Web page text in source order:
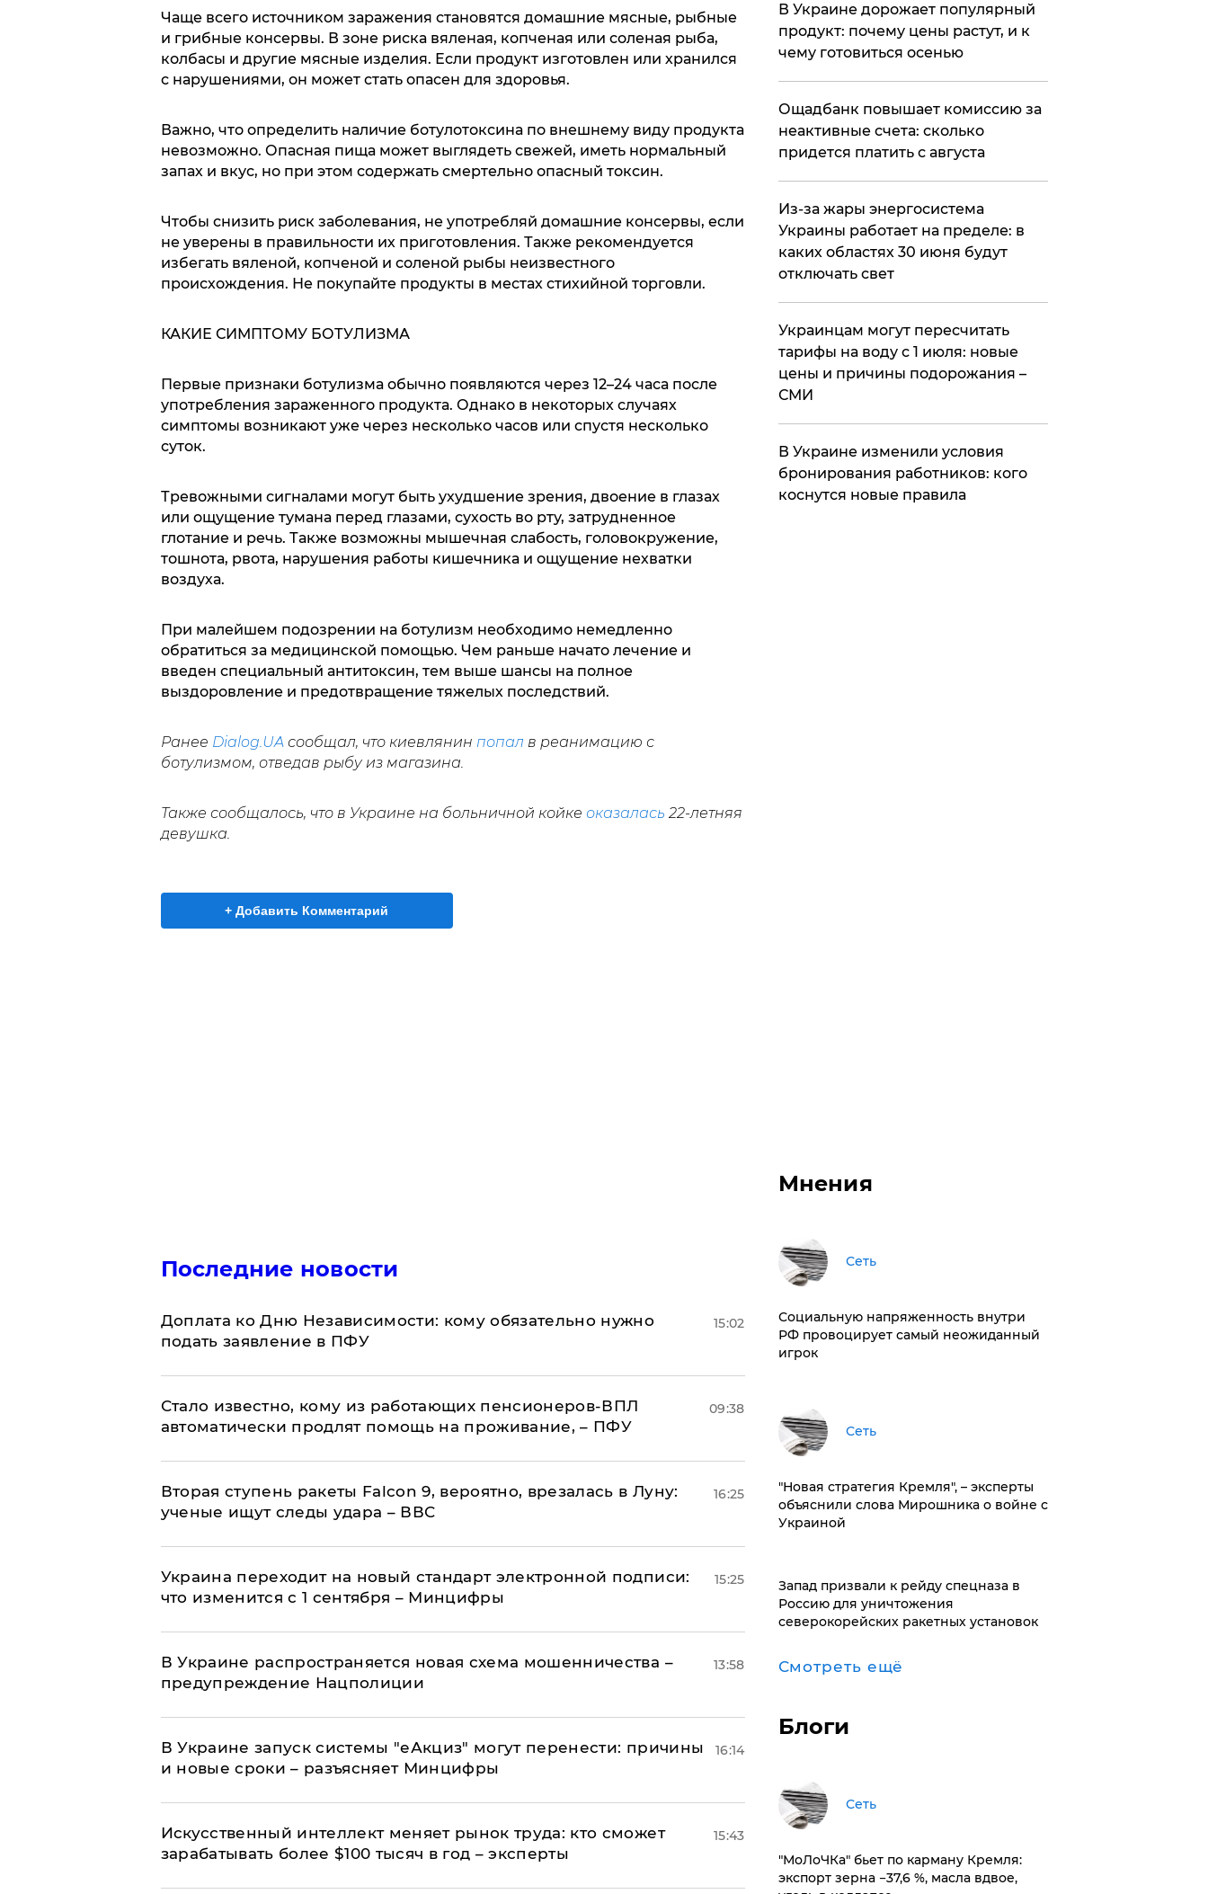
Чаще всего источником заражения становятся домашние мясные, рыбные
и грибные консервы. В зоне риска вяленая, копченая или соленая рыба,
колбасы и другие мясные изделия. Если продукт изготовлен или хранился
с нарушениями, он может стать опасен для здоровья.
Важно, что определить наличие ботулотоксина по внешнему виду продукта
невозможно. Опасная пища может выглядеть свежей, иметь нормальный
запах и вкус, но при этом содержать смертельно опасный токсин.
Чтобы снизить риск заболевания, не употребляй домашние консервы, если
не уверены в правильности их приготовления. Также рекомендуется
избегать вяленой, копченой и соленой рыбы неизвестного
происхождения. Не покупайте продукты в местах стихийной торговли.
КАКИЕ СИМПТОМУ БОТУЛИЗМА
Первые признаки ботулизма обычно появляются через 12–24 часа после
употребления зараженного продукта. Однако в некоторых случаях
симптомы возникают уже через несколько часов или спустя несколько
суток.
Тревожными сигналами могут быть ухудшение зрения, двоение в глазах
или ощущение тумана перед глазами, сухость во рту, затрудненное
глотание и речь. Также возможны мышечная слабость, головокружение,
тошнота, рвота, нарушения работы кишечника и ощущение нехватки
воздуха.
При малейшем подозрении на ботулизм необходимо немедленно
обратиться за медицинской помощью. Чем раньше начато лечение и
введен специальный антитоксин, тем выше шансы на полное
выздоровление и предотвращение тяжелых последствий.
Ранее Dialog.UAсообщал, что киевлянин попал в реанимацию с
ботулизмом, отведав рыбу из магазина.
Также сообщалось, что в Украине на больничной койке оказалась 22-летняя
девушка.
+ Добавить Комментарий
Последние новости
Доплата ко Дню Независимости: кому обязательно нужно
подать заявление в ПФУ
15:02
Стало известно, кому из работающих пенсионеров-ВПЛ
автоматически продлят помощь на проживание, – ПФУ
09:38
Вторая ступень ракеты Falcon 9, вероятно, врезалась в Луну:
ученые ищут следы удара – ВВС
16:25
Украина переходит на новый стандарт электронной подписи:
что изменится с 1 сентября – Минцифры
15:25
В Украине распространяется новая схема мошенничества –
предупреждение Нацполиции
13:58
В Украине запуск системы "еАкциз" могут перенести: причины
и новые сроки – разъясняет Минцифры
16:14
Искусственный интеллект меняет рынок труда: кто сможет
зарабатывать более $100 тысяч в год – эксперты
15:43
В Украине дорожает популярный
продукт: почему цены растут, и к
чему готовиться осенью
​Ощадбанк повышает комиссию за
неактивные счета: сколько
придется платить с августа
Из-за жары энергосистема
Украины работает на пределе: в
каких областях 30 июня будут
отключать свет
Украинцам могут пересчитать
тарифы на воду с 1 июля: новые
цены и причины подорожания –
СМИ
В Украине изменили условия
бронирования работников: кого
коснутся новые правила
Мнения
Сеть
Социальную напряженность внутри
РФ провоцирует самый неожиданный
игрок
Сеть
"Новая стратегия Кремля", – эксперты
объяснили слова Мирошника о войне с
Украиной
Запад призвали к рейду спецназа в
Россию для уничтожения
северокорейских ракетных установок
Смотреть ещё
Блоги
Сеть
​"МоЛоЧКа" бьет по карману Кремля:
экспорт зерна −37,6 %, масла вдвое,